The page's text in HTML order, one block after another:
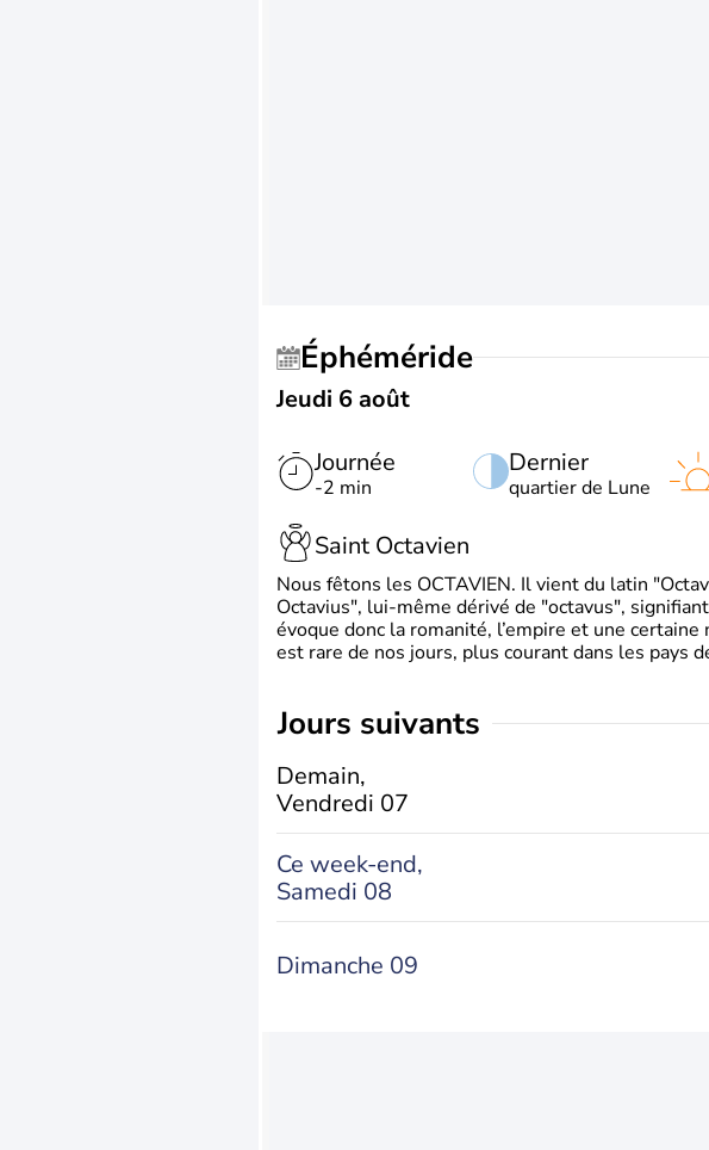
Éphéméride
Jeudi 6 août
Journée
-2 min
Dernier
quartier de Lune
Saint Octavien
Nous fêtons les OCTAVIEN. Il vient du latin
Octavius", lui-même dérivé de "octavus",
évoque donc la romanité, l’empire et une
est rare de nos jours, plus courant dans les pays
jours suivants
Demain,
Vendredi 07
Ce week-end,
Samedi 08
Dimanche 09